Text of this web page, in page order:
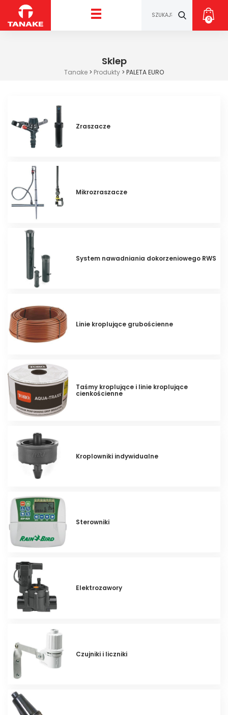
0
Sklep
Tanake > Produkty > PALETA EURO
Zraszacze
Mikrozraszacze
System nawadniania dokorzeniowego RWS
Linie kroplujące grubościenne
Taśmy kroplujące i linie kroplujące
cienkościenne
Kroplowniki indywidualne
Sterowniki
Elektrozawory
Czujniki i liczniki